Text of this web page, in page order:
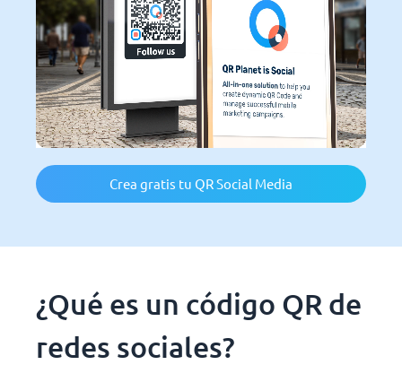
Crea gratis tu QR Social Media
¿Qué es un código QR de
redes sociales?